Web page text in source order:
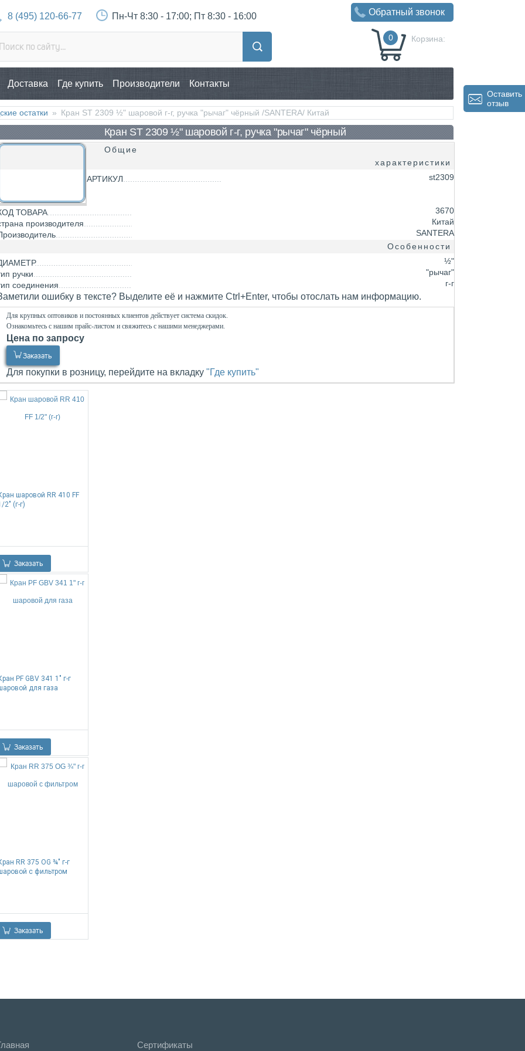
Корзина:
0
8 (495) 120-66-77 Пн-Чт 8:30 - 17:00; Пт 8:30 - 16:00 Обратный звонок
Доставка Где купить Производители Контакты
остатки » Кран ST 2309 ½" шаровой г-г, ручка "рычаг" чёрный /SANTERA/ Китай
Кран ST 2309 ½" шаровой г-г, ручка "рычаг" чёрный
Общие
характеристики
АРТИКУЛ
st2309
ТОВАРА
3670
производителя
Китай
SANTERA
Особенности
½"
ручки
"рычаг"
соединения
г-г
ошибку в тексте? Выделите её и нажмите Ctrl+Enter, чтобы отослать нам информацию.
Для крупных оптовиков и постоянных клиентов действует система скидок.
Ознакомьтесь с нашим прайс-листом и свяжитесь с нашими менеджерами.
Цена по запросу
Заказать
Для покупки в розницу, перейдите на вкладку "Где купить"
шаровой RR 410 FF
2" (г-г)
Заказать
PF GBV 341 1" г-г
для газа
Заказать
RR 375 OG ¾" г-г
с фильтром
Заказать
Сертификаты
Оставить
отзыв